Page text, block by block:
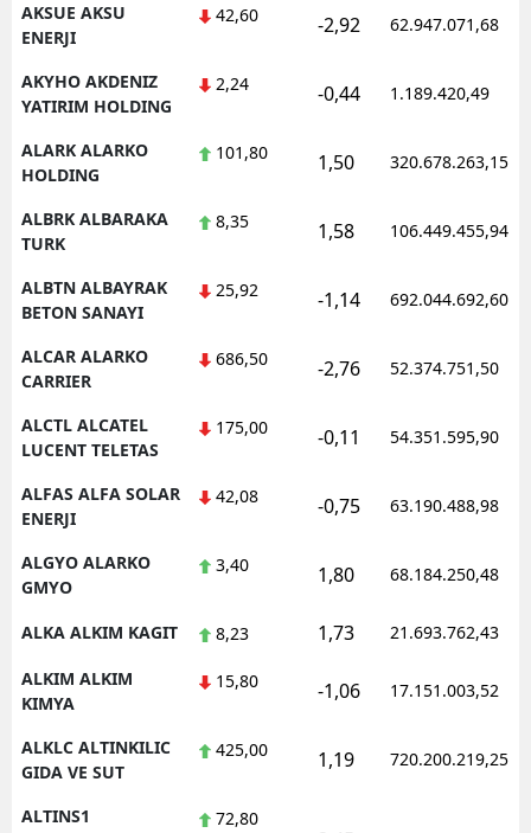
AKSUE AKSU
ENERJI
42,60 -2,92 62.947.071,68
AKYHO AKDENIZ
YATIRIM HOLDING
2,24 -0,44 1.189.420,49
ALARK ALARKO
HOLDING
101,80 1,50 320.678.263,15
ALBRK ALBARAKA
TURK
8,35 1,58 106.449.455,94
ALBTN ALBAYRAK
BETON SANAYI
25,92 -1,14 692.044.692,60
ALCAR ALARKO
CARRIER
686,50 -2,76 52.374.751,50
ALCTL ALCATEL
LUCENT TELETAS
175,00 -0,11 54.351.595,90
ALFAS ALFA SOLAR
ENERJI
42,08 -0,75 63.190.488,98
ALGYO ALARKO
GMYO
3,40 1,80 68.184.250,48
ALKA ALKIM KAGIT 8,23 1,73 21.693.762,43
ALKIM ALKIM
KIMYA
15,80 -1,06 17.151.003,52
ALKLC ALTINKILIC
GIDA VE SUT
425,00 1,19 720.200.219,25
ALTINS1
72,80